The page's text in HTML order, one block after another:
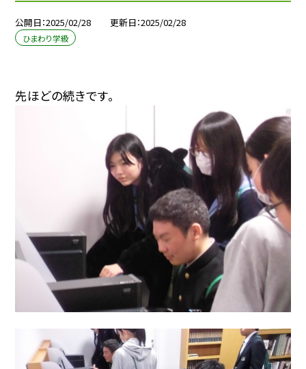
公開日 2025/02/28 更新日 2025/02/28
ひまわり学級
先ほどの続きです。